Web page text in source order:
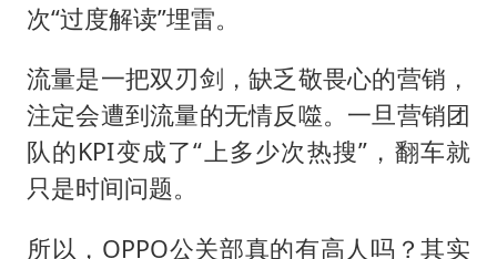
次“过度解读”埋雷。
流量是一把双刃剑，缺乏敬畏心的营销，
注定会遭到流量的无情反噬。一旦营销团
队的KPI变成了“上多少次热搜”，翻车就
只是时间问题。
所以，OPPO公关部真的有高人吗？其实